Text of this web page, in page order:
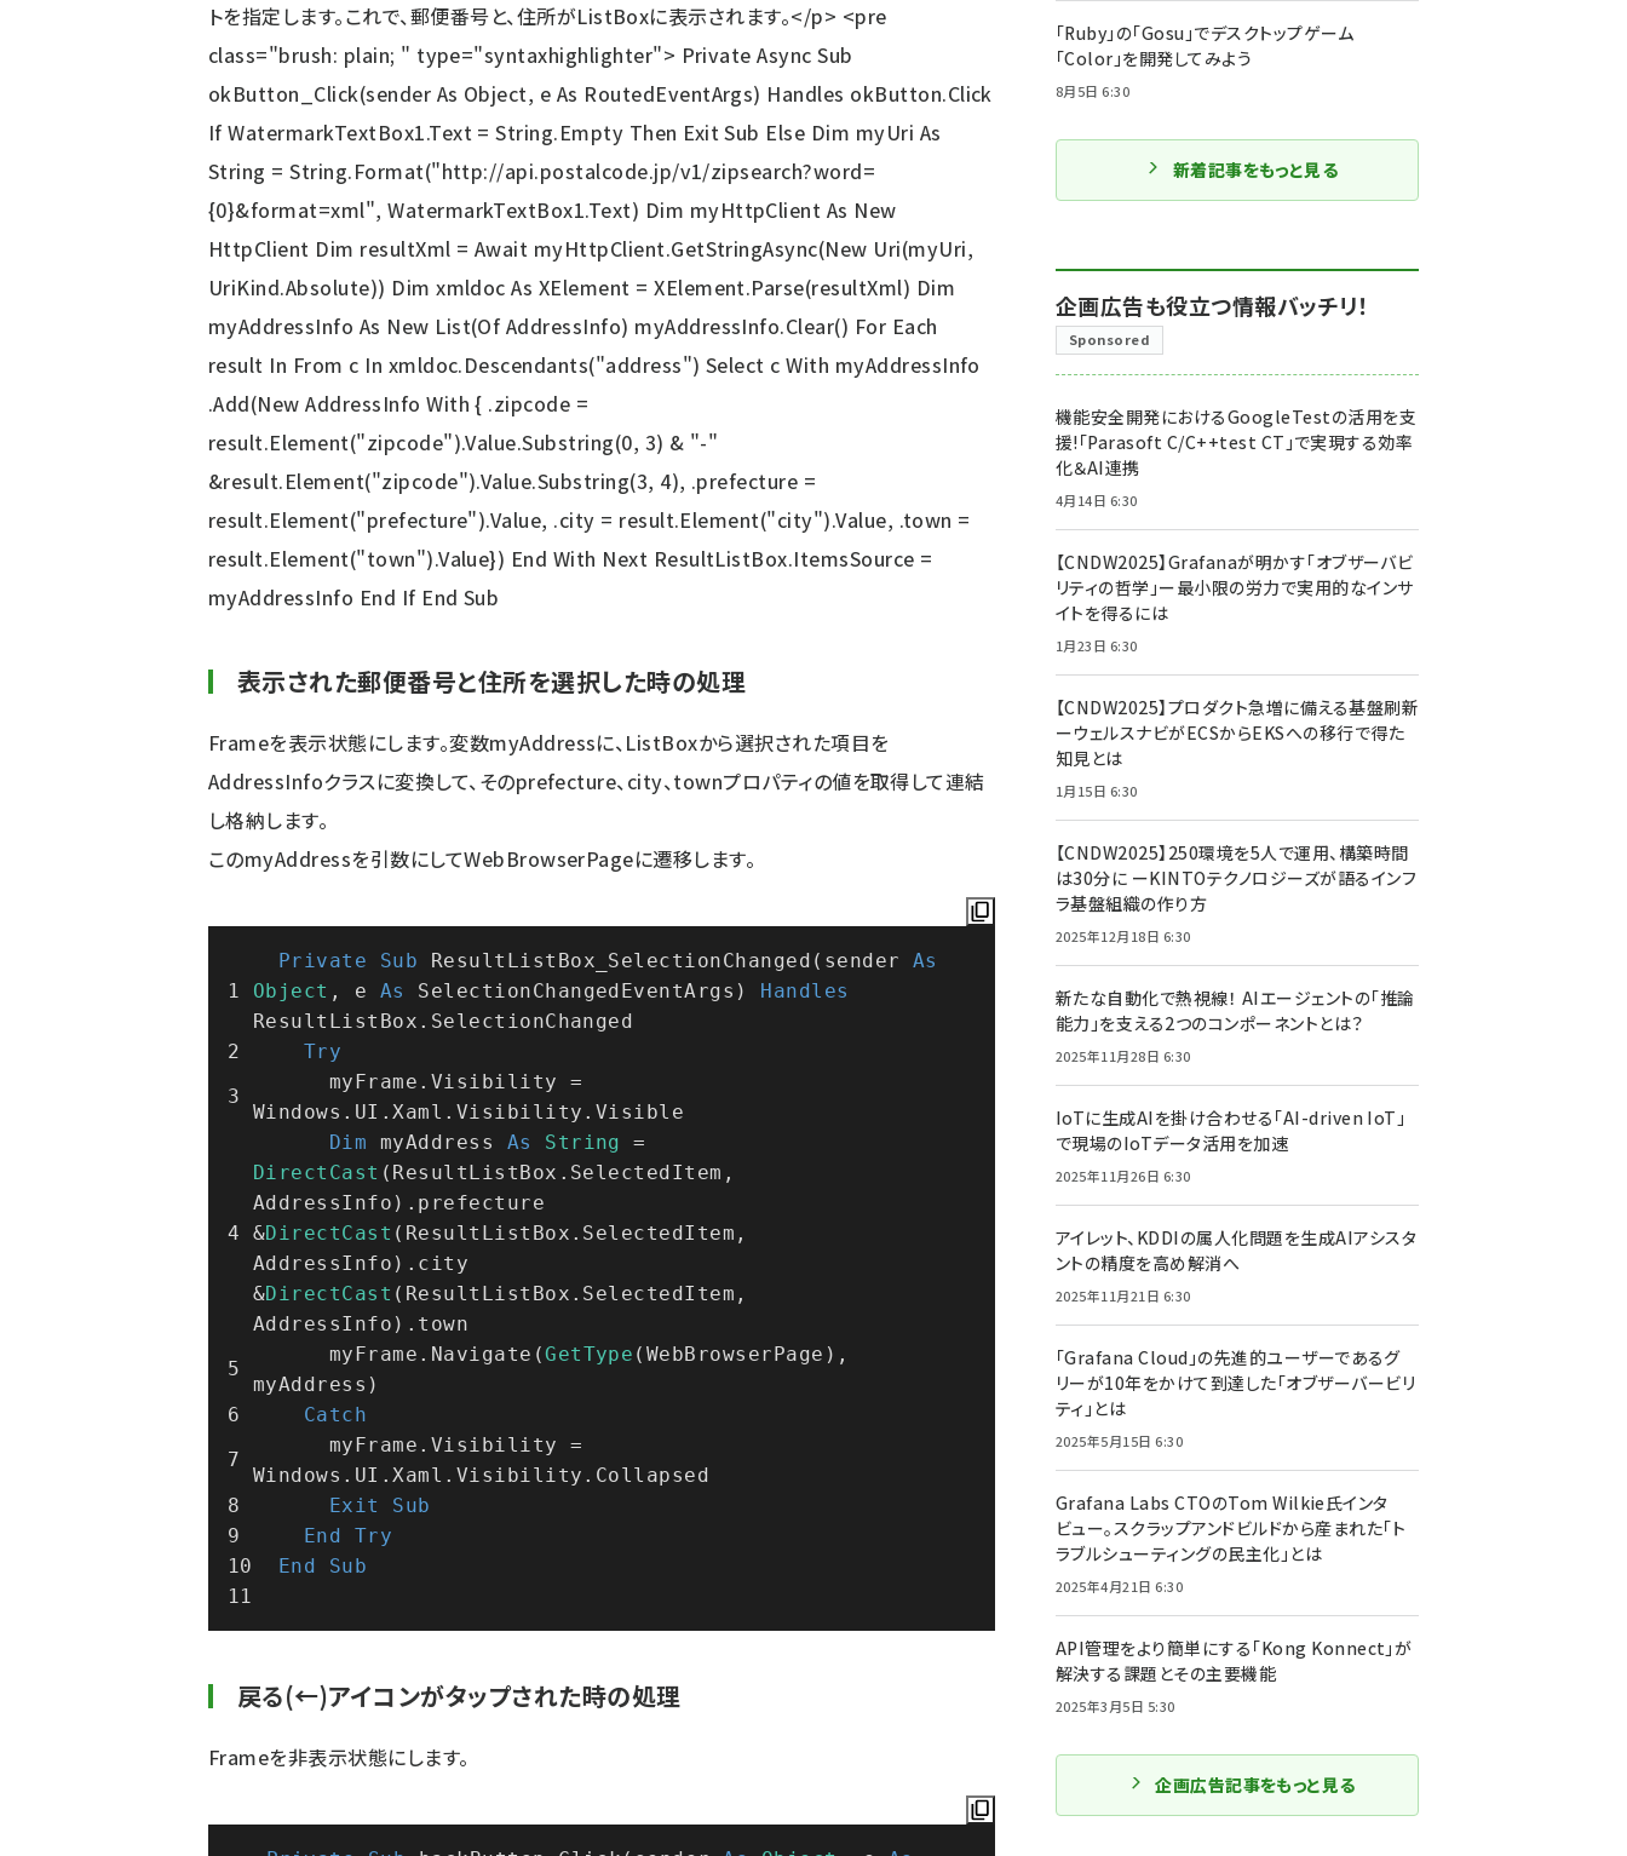
トを指定します。これで、郵便番号と、住所がListBoxに表示されます。</p> <pre
class="brush: plain; " type="syntaxhighlighter"> Private Async Sub
okButton_Click(sender As Object, e As RoutedEventArgs) Handles okButton.Click
If WatermarkTextBox1.Text = String.Empty Then Exit Sub Else Dim myUri As
String = String.Format("http://api.postalcode.jp/v1/zipsearch?word=
{0}&format=xml", WatermarkTextBox1.Text) Dim myHttpClient As New
HttpClient Dim resultXml = Await myHttpClient.GetStringAsync(New Uri(myUri,
UriKind.Absolute)) Dim xmldoc As XElement = XElement.Parse(resultXml) Dim
myAddressInfo As New List(Of AddressInfo) myAddressInfo.Clear() For Each
result In From c In xmldoc.Descendants("address") Select c With myAddressInfo
.Add(New AddressInfo With { .zipcode =
result.Element("zipcode").Value.Substring(0, 3) & "-"
&result.Element("zipcode").Value.Substring(3, 4), .prefecture =
result.Element("prefecture").Value, .city = result.Element("city").Value, .town =
result.Element("town").Value}) End With Next ResultListBox.ItemsSource =
myAddressInfo End If End Sub
表示された郵便番号と住所を選択した時の処理
Frameを表示状態にします。変数myAddressに、ListBoxから選択された項目を
AddressInfoクラスに変換して、そのprefecture、city、townプロパティの値を取得して連結
し格納します。
このmyAddressを引数にしてWebBrowserPageに遷移します。
Private Sub ResultListBox_SelectionChanged(sender As
Object , e As SelectionChangedEventArgs) Handles
ResultListBox.SelectionChanged
Try
Windows.UI.Xaml.Visibility.Visible
Dim myAddress As String
DirectCast (ResultListBox.SelectedItem,
AddressInfo).prefecture
&DirectCast (ResultListBox.SelectedItem,
AddressInfo).city
&DirectCast (ResultListBox.SelectedItem,
AddressInfo).town
      myFrame.Navigate(
GetType (WebBrowserPage),
myAddress)
Catch
Windows.UI.Xaml.Visibility.Collapsed
Exit
Sub
End
Try
End
Sub
戻る(←)アイコンがタップされた時の処理
Frameを非表示状態にします。
「Ruby」の「Gosu」でデスクトップゲーム
「Color」を開発してみよう
8月5日 6:30
新着記事をもっと見る
企画広告も役立つ情報バッチリ！
Sponsored
機能安全開発におけるGoogleTestの活用を支
援!「Parasoft C/C++test CT」で実現する効率
化＆AI連携
4月14日 6:30
【CNDW2025】Grafanaが明かす「オブザーバビ
リティの哲学」ー最小限の労力で実用的なインサ
イトを得るには
1月23日 6:30
【CNDW2025】プロダクト急増に備える基盤刷新
ーウェルスナビがECSからEKSへの移行で得た
知見とは
1月15日 6:30
【CNDW2025】250環境を5人で運用、構築時間
は30分に ーKINTOテクノロジーズが語るインフ
ラ基盤組織の作り方
2025年12月18日 6:30
新たな自動化で熱視線！ AIエージェントの「推論
能力」を支える2つのコンポーネントとは？
2025年11月28日 6:30
IoTに生成AIを掛け合わせる「AI-driven IoT」
で現場のIoTデータ活用を加速
2025年11月26日 6:30
アイレット、KDDIの属人化問題を生成AIアシスタ
ントの精度を高め解消へ
2025年11月21日 6:30
「Grafana Cloud」の先進的ユーザーであるグ
リーが10年をかけて到達した「オブザーバービリ
ティ」とは
2025年5月15日 6:30
Grafana Labs CTOのTom Wilkie氏インタ
ビュー。スクラップアンドビルドから産まれた「ト
ラブルシューティングの民主化」とは
2025年4月21日 6:30
API管理をより簡単にする「Kong Konnect」が
解決する課題とその主要機能
2025年3月5日 5:30
企画広告記事をもっと見る